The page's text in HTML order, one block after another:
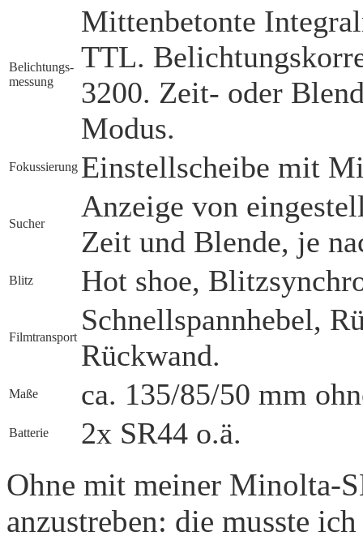
Belichtungs­
messung
Mittenbetonte
TTL.
3200. Zeit- oder
Modus.
Fokussierung Einstellscheibe mit
Sucher
Anzeige von
Zeit und Blende, je
Blitz Hot shoe,
Film­transport
Schnellspannhebel,
Rückwand.
Maße ca. 135/85/50 mm
Batterie 2x SR44 o.ä.
Ohne mit meiner Minolta-
anzustreben: die musste